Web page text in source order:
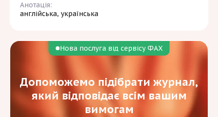
Анотація:
англійська, українська
Нова послуга від сервісу ФАХ
Допоможемо підібрати журнал,
який відповідає всім вашим
вимогам